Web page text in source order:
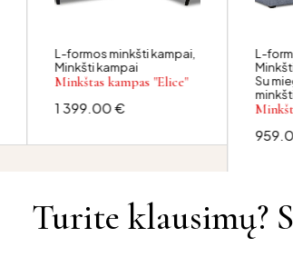
L-formos minkšti kampai,
Minkšti kampai
Minkštas kampas "Elice"
1 399.00€
L-
Su
Turite klausimų?